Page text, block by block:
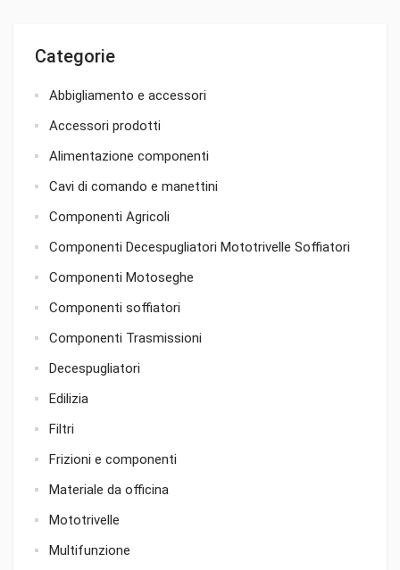
Categorie
Abbigliamento e accessori
Accessori prodotti
Alimentazione componenti
Cavi di comando e manettini
Componenti Agricoli
Componenti Decespugliatori Mototrivelle Soffiatori
Componenti Motoseghe
Componenti soffiatori
Componenti Trasmissioni
Decespugliatori
Edilizia
Filtri
Frizioni e componenti
Materiale da officina
Mototrivelle
Multifunzione